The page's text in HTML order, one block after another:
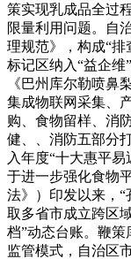
策实现乳成品全过
限量利用问题。自
理规范》，构成“
标记区纳入“益企维
《巴州库尔勒喷鼻
集成物联网采集、
购、食物留样、消
健、、消防五部分
入年度“十大惠平
于进一步强化食物
法》）印发以来，“
取多省市成立跨区
档”动态台账。鞭
监管模式，自治区